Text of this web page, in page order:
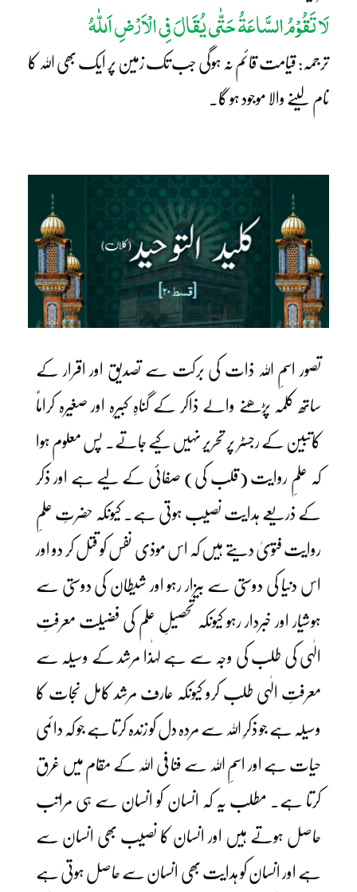
لَا تَقُوْمُ السَّاعَۃُ حَتّٰی یُقَالَ فِی الْاَرْضِ اَللّٰہُ
ترجمہ: قیامت قائم نہ ہوگی جب تک زمین پر ایک بھی اللہ کا
نام لینے والا موجود ہو گا۔
تصور اسمِ اللہ ذات کی برکت سے تصدیق اور اقرار کے
ساتھ کلمہ پڑھنے والے ذاکر کے گناہِ کبیرہ اور صغیرہ کراماً
کاتبین کے رجسٹر پر تحریر نہیں کیے جاتے۔ پس معلوم ہوا
کہ علمِ روایت (قلب کی) صفائی کے لیے ہے اور ذکر
کے ذریعے ہدایت نصیب ہوتی ہے۔ کیونکہ حضرتِ علمِ
روایت فتویٰ دیتے ہیں کہ اس موذی نفس کو قتل کر دو اور
اس دنیا کی دوستی سے بیزار رہو اور شیطان کی دوستی سے
ہوشیار اور خبردار رہو کیونکہ تحصیلِ علم کی فضیلت معرفتِ
الٰہی کی طلب کی وجہ سے ہے لہٰذا مرشد کے وسیلہ سے
معرفتِ الٰہی طلب کرو کیونکہ عارف مرشد کامل نجات کا
وسیلہ ہے جو ذکرِ اللہ سے مردہ دل کو زندہ کرتا ہے جو کہ دائمی
حیات ہے اور اسمِ اللہ سے فنا فی اللہ کے مقام میں غرق
کرتا ہے۔ مطلب یہ کہ انسان کو انسان سے ہی مراتب
حاصل ہوتے ہیں اور انسان کا نصیب بھی انسان سے
ہے اور انسان کو ہدایت بھی انسان سے حاصل ہوتی ہے